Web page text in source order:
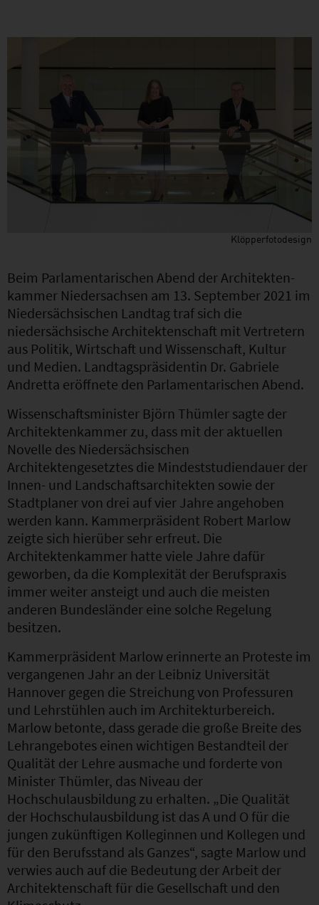
Klöpperfotodesign
Beim Parlamentarischen Abend der Architekten-
kammer Niedersachsen am 13. September 2021 im
Niedersächsischen Landtag traf sich die
niedersächsische Architektenschaft mit Vertretern
aus Politik, Wirtschaft und Wissenschaft, Kultur
und Medien. Landtagspräsidentin Dr. Gabriele
Andretta eröffnete den Parlamentarischen Abend.
Wissenschaftsminister Björn Thümler sagte der
Architektenkammer zu, dass mit der aktuellen
Novelle des Niedersächsischen
Architektengesetztes die Mindeststudiendauer der
Innen- und Landschaftsarchitekten sowie der
Stadtplaner von drei auf vier Jahre angehoben
werden kann. Kammerpräsident Robert Marlow
zeigte sich hierüber sehr erfreut. Die
Architektenkammer hatte viele Jahre dafür
geworben, da die Komplexität der Berufspraxis
immer weiter ansteigt und auch die meisten
anderen Bundesländer eine solche Regelung
besitzen.
Kammerpräsident Marlow erinnerte an Proteste im
vergangenen Jahr an der Leibniz Universität
Hannover gegen die Streichung von Professuren
und Lehrstühlen auch im Architekturbereich.
Marlow betonte, dass gerade die große Breite des
Lehrangebotes einen wichtigen Bestandteil der
Qualität der Lehre ausmache und forderte von
Minister Thümler, das Niveau der
Hochschulausbildung zu erhalten. „Die Qualität
der Hochschulausbildung ist das A und O für die
jungen zukünftigen Kolleginnen und Kollegen und
für den Berufsstand als Ganzes“, sagte Marlow und
verwies auch auf die Bedeutung der Arbeit der
Architektenschaft für die Gesellschaft und den